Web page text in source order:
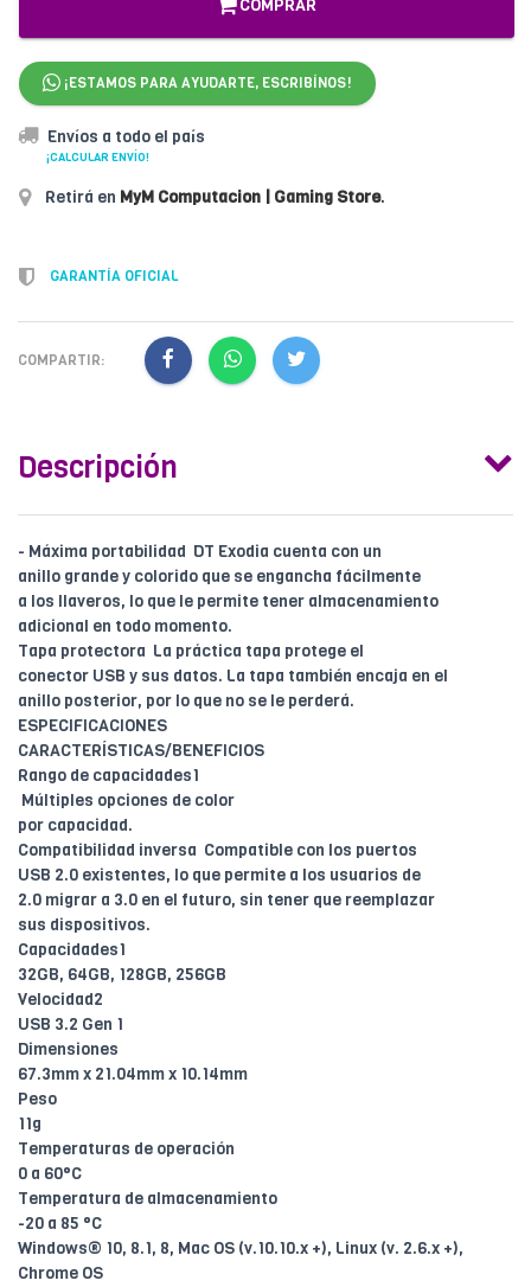
COMPRAR
¡ESTAMOS PARA AYUDARTE, ESCRIBÍNOS!
Envíos a todo el país
¡CALCULAR ENVÍO!
Retirá en MyM Computacion | Gaming Store.
GARANTÍA OFICIAL
COMPARTIR:
Descripción
- Máxima portabilidad  DT Exodia cuenta con un
anillo grande y colorido que se engancha fácilmente
a los llaveros, lo que le permite tener almacenamiento
adicional en todo momento.
Tapa protectora  La práctica tapa protege el
conector USB y sus datos. La tapa también encaja en el
anillo posterior, por lo que no se le perderá.
ESPECIFICACIONES
CARACTERÍSTICAS/BENEFICIOS
Rango de capacidades1
 Múltiples opciones de color
por capacidad.
Compatibilidad inversa  Compatible con los puertos
USB 2.0 existentes, lo que permite a los usuarios de
2.0 migrar a 3.0 en el futuro, sin tener que reemplazar
sus dispositivos.
Capacidades1
32GB, 64GB, 128GB, 256GB
Velocidad2
USB 3.2 Gen 1
Dimensiones
67.3mm x 21.04mm x 10.14mm
Peso
11g
Temperaturas de operación
0 a 60°C
Temperatura de almacenamiento
-20 a 85 °C
Windows® 10, 8.1, 8, Mac OS (v.10.10.x +), Linux (v. 2.6.x +),
Chrome OS